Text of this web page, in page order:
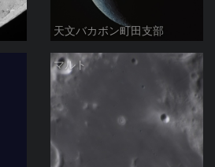
天文バカボン町田支部
マルト